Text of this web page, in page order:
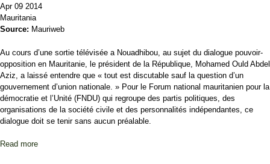
Apr 09 2014
Mauritania
Source: Mauriweb
Au cours d’une sortie télévisée a Nouadhibou, au sujet du dialogue pouvoir-
opposition en Mauritanie, le président de la République, Mohamed Ould Abdel
Aziz, a laissé entendre que « tout est discutable sauf la question d’un
gouvernement d’union nationale. » Pour le Forum national mauritanien pour la
démocratie et l’Unité (FNDU) qui regroupe des partis politiques, des
organisations de la société civile et des personnalités indépendantes, ce
dialogue doit se tenir sans aucun préalable.
Read more